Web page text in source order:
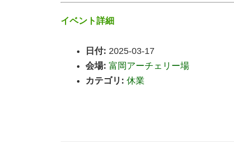
イベント詳細
日付: 2025-03-17
会場: 富岡アーチェリー場
カテゴリ: 休業